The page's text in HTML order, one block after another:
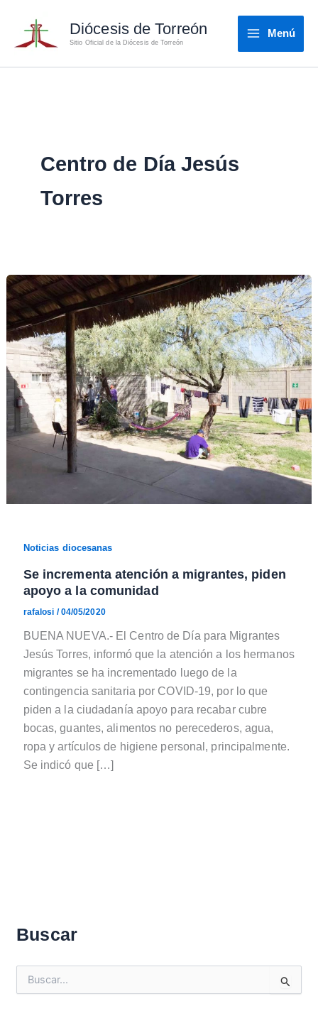
contenido
Diócesis de Torreón
Sitio Oficial de la Diócesis de Torreón
Menú
Centro de Día Jesús
Torres
Noticias diocesanas
Se incrementa atención a migrantes, piden
apoyo a la comunidad
rafalosi /04/05/2020
BUENA NUEVA.- El Centro de Día para Migrantes
Jesús Torres, informó que la atención a los hermanos
migrantes se ha incrementado luego de la
contingencia sanitaria por COVID-19, por lo que
piden a la ciudadanía apoyo para recabar cubre
bocas, guantes, alimentos no perecederos, agua,
ropa y artículos de higiene personal, principalmente.
Se indicó que […]
Buscar
u